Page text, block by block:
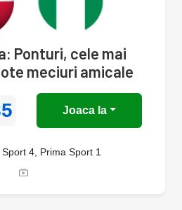
Ponturi, cele mai
meciuri amicale
Joaca la
4, Prima Sport 1